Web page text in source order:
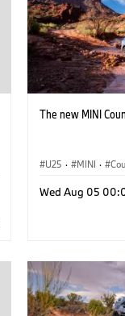
The new MINI
U25 · MINI ·
Wed Aug 05